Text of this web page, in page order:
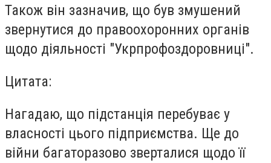
Також він зазначив, що був змушений
звернутися до правоохоронних органів
щодо діяльності "Укрпрофоздоровниці".
Цитата:
Нагадаю, що підстанція перебуває у
власності цього підприємства. Ще до
війни багаторазово зверталися щодо її